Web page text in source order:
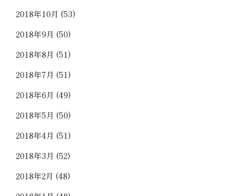
2018年10月 (53)
2018年9月 (50)
2018年8月 (51)
2018年7月 (51)
2018年6月 (49)
2018年5月 (50)
2018年4月 (51)
2018年3月 (52)
2018年2月 (48)